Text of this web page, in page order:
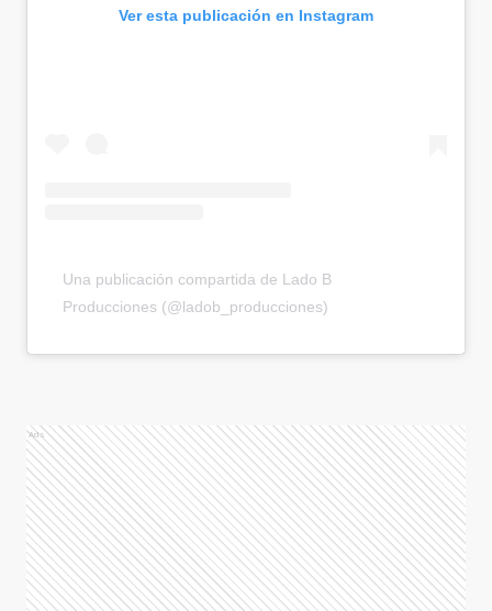
Ver esta publicación en Instagram
Una publicación compartida de Lado B
Producciones (@ladob_producciones)
Ads